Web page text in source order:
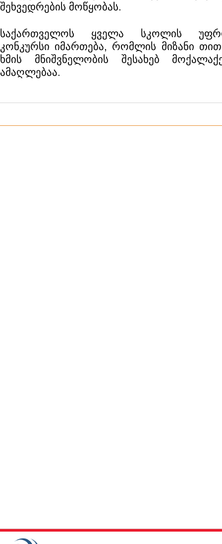
შეხვედრების მოწყობას.
საქართველოს ყველა სკოლის
კონკურსი იმართება, რომლის მიზანი
ხმის მნიშვნელობის შესახებ
ამაღლებაა.